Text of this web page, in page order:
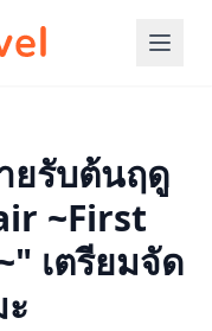
ยรับต้นฤดู
~First
เตรียมจัด